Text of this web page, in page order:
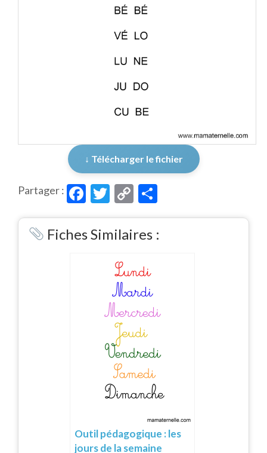
↓ Télécharger le fichier
Partager : Facebook
Twitter
Copy
Link
Fiches Similaires :
Outil pédagogique : les
jours de la semaine